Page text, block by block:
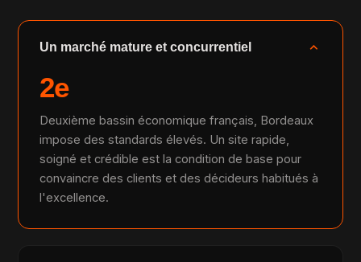
Un marché mature et concurrentiel expand_more
2e
Deuxième bassin économique français, Bordeaux
impose des standards élevés. Un site rapide,
soigné et crédible est la condition de base pour
convaincre des clients et des décideurs habitués à
l'excellence.